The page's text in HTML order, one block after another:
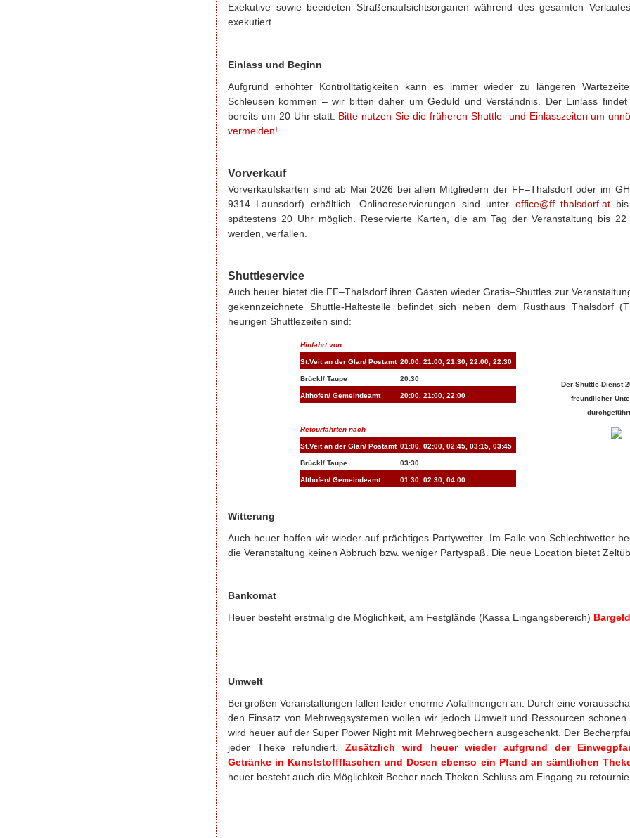
Exekutive sowie beeideten Straßenaufsichtsorganen während des gesamten
exekutiert.
Einlass und Beginn
Aufgrund erhöhter Kontrolltätigkeiten kann es immer wieder zu längeren
Schleusen kommen – wir bitten daher um Geduld und Verständnis. Der Einlass
bereits um 20 Uhr statt. Bitte nutzen Sie die früheren Shuttle- und Einlasszeiten um
vermeiden!
Vorverkauf
Vorverkaufskarten sind ab Mai 2026 bei allen Mitgliedern der FF–Thalsdorfoder im
9314 Launsdorf) erhältlich. Onlinereservierungen sind unter office@ff–thalsdorf.atbis
spätestens 20 Uhr möglich. Reservierte Karten, die am Tag der Veranstaltung bis
werden, verfallen.
Shuttleservice
Auch heuer bietet die FF–Thalsdorf ihren Gästen wieder Gratis–Shuttles zur
gekennzeichnete Shuttle-Haltestelle befindet sich neben dem Rüsthaus Thalsdorf(
heurigen Shuttlezeiten sind:
Hinfahrt von
Der Shuttle-Dienst
freundlicher
St.Veitan der Glan/ Postamt 20:00, 21:00, 21:30, 22:00, 22:30
Brückl/ Taupe 20:30
Althofen/ Gemeindeamt 20:00, 21:00, 22:00
Retourfahrten nach
St.Veitan der Glan/ Postamt 01:00, 02:00, 02:45, 03:15, 03:45
Brückl/ Taupe 03:30
Althofen/ Gemeindeamt 01:30, 02:30, 04:00
Witterung
Auch heuer hoffen wir wieder auf prächtiges Partywetter. Im Falle von Schlechtwetter
die Veranstaltung keinen Abbruch bzw. weniger Partyspaß. Die neue Location bietet
Bankomat
Heuer besteht erstmalig die Möglichkeit, am Festglände (Kassa Eingangsbereich)
Umwelt
Bei großen Veranstaltungen fallen leider enorme Abfallmengen an. Durch eine
den Einsatz von Mehrwegsystemen wollen wir jedoch Umwelt und Ressourcen
wird heuer auf der Super Power Night mit Mehrwegbechern ausgeschenkt. Der
jeder Theke refundiert.Zusätzlich wird heuer wieder aufgrund der
Getränke in Kunststoffflaschen und Dosen ebenso ein Pfand an sämtlichen
heuer besteht auch die Möglichkeit Becher nach Theken-Schluss am Eingang zu